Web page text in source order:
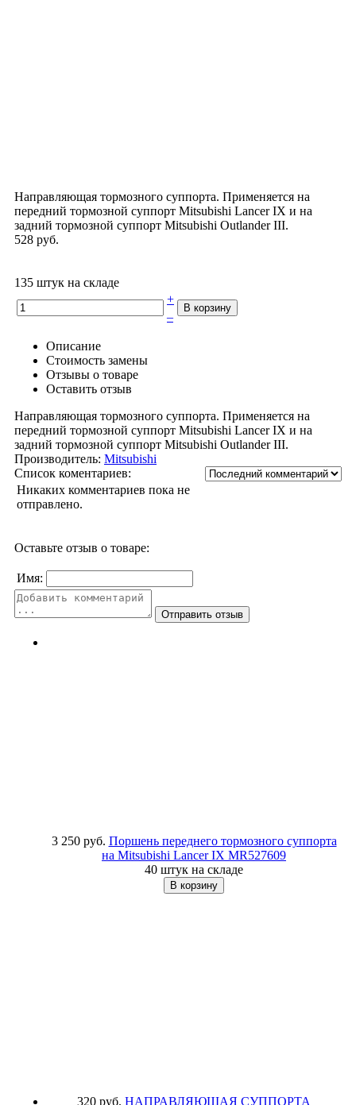
Направляющая тормозного суппорта. Применяется на
передний тормозной суппорт Mitsubishi Lancer IX и на
задний тормозной суппорт Mitsubishi Outlander III.
528 руб.
135 штук на складе
+
–
Описание
Стоимость замены
Отзывы о товаре
Оставить отзыв
Направляющая тормозного суппорта. Применяется на
передний тормозной суппорт Mitsubishi Lancer IX и на
задний тормозной суппорт Mitsubishi Outlander III.
Производитель: Mitsubishi
Список коментариев:
Никаких комментариев пока не
отправлено.
Оставьте отзыв о товаре:
Имя:
3 250 руб. Поршень переднего тормозного суппорта
на Mitsubishi Lancer IX MR527609
40 штук на складе
320 руб. НАПРАВЛЯЮЩАЯ СУППОРТА